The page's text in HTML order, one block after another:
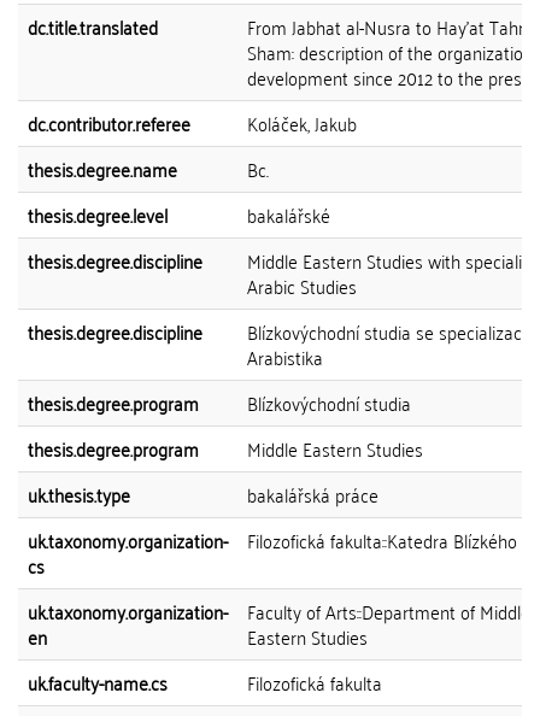
dc.title.translated
From Jabhat al-Nusra to Hay'at Tahrir
Sham: description of the
development since 2012 to the
dc.contributor.referee
Koláček, Jakub
thesis.degree.name
Bc.
thesis.degree.level
bakalářské
thesis.degree.discipline
Middle Eastern Studies with
Arabic Studies
thesis.degree.discipline
Blízkovýchodní studia se specializací
Arabistika
thesis.degree.program
Blízkovýchodní studia
thesis.degree.program
Middle Eastern Studies
uk.thesis.type
bakalářská práce
uk.taxonomy.organization-
cs
Filozofická fakulta::Katedra Blízkého
uk.taxonomy.organization-
en
Faculty of Arts::Department of Middle
Eastern Studies
uk.faculty-name.cs
Filozofická fakulta